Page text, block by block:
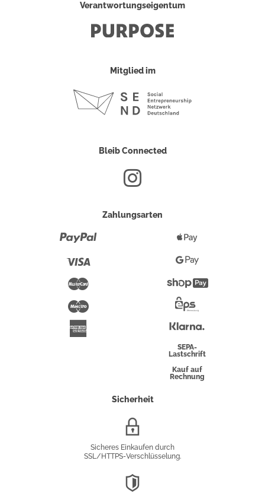
Verantwortungseigentum
Mitglied im
Bleib Connected
Zahlungsarten
Maestro
Pay
Google
Pay
Überweisung
SEPA-
Lastschrift
Kauf auf
Rechnung
Sicherheit
Sicheres Einkaufen durch
SSL/HTTPS-Verschlüsselung.